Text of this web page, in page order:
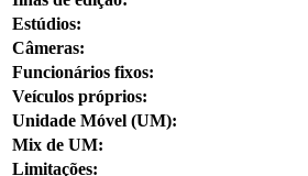
Estúdios:
Câmeras:
Funcionários fixos:
Veículos próprios:
Unidade Móvel (UM):
Mix de UM:
Limitações: